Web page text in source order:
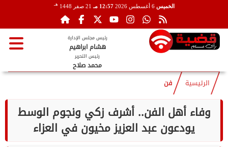
الخميس 6 أغسطس 2026 12:57 مـ 21 صفر 1448 هـ
رئيس مجلس الإدارة
هشام ابراهيم
رئيس التحرير
محمد صلاح
الرئيسية فن
وفاء أهل الفن.. أشرف زكي ونجوم الوسط
يودعون عبد العزيز مخيون في العزاء